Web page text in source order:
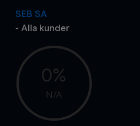
SEB SA
- Alla kunder
0%
N/A